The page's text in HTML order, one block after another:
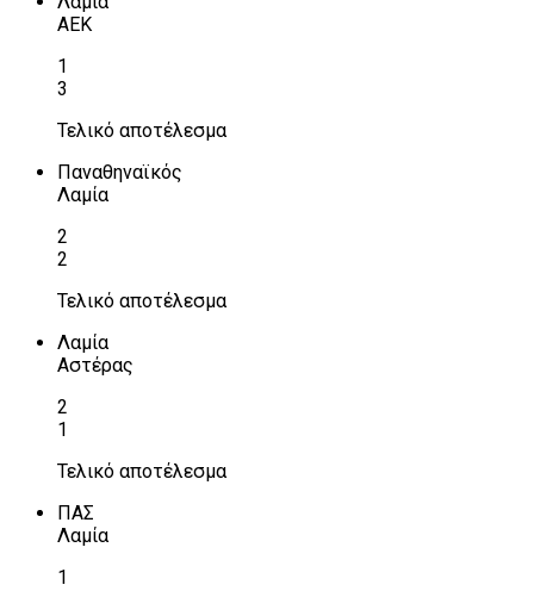
ΑΕΚ
1
3
Τελικό αποτέλεσμα
Παναθηναϊκός
Λαμία
2
2
Τελικό αποτέλεσμα
Λαμία
Αστέρας
2
1
Τελικό αποτέλεσμα
ΠΑΣ
Λαμία
1